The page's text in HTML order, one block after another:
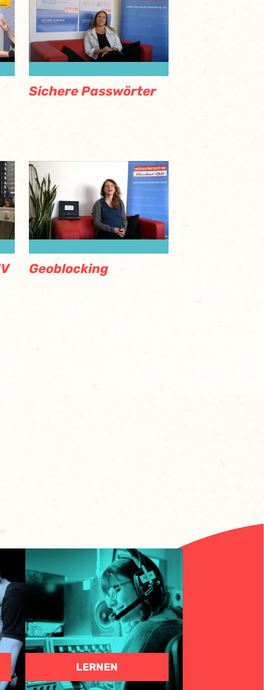
Sichere Passwörter
Geoblocking
LERNEN